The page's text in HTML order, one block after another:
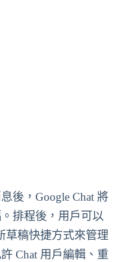
後，Google Chat 將
排程後，用戶可以
草稿快捷方式來管理
Chat 用戶編輯、重